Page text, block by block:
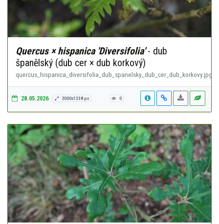
Quercus × hispanica 'Diversifolia'- dub
španělský (dub cer × dub korkový)
quercus_hispanica_diversifolia_dub_spanelsky_dub_cer_dub_korkovy.jpg
28.05.2026 2000x1338 px 0